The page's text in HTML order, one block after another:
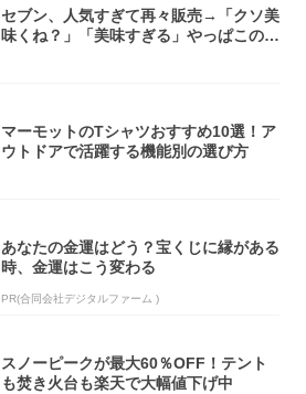
セブン、人気すぎて再々販売→「クソ美
味くね？」「美味すぎる」やっぱこのク
マーモットのTシャツおすすめ10選！ア
ウトドアで活躍する機能別の選び方
あなたの金運はどう？宝くじに縁がある
時、金運はこう変わる
PR(合同会社デジタルファーム )
スノーピークが最大60％OFF！テント
も焚き火台も楽天で大幅値下げ中